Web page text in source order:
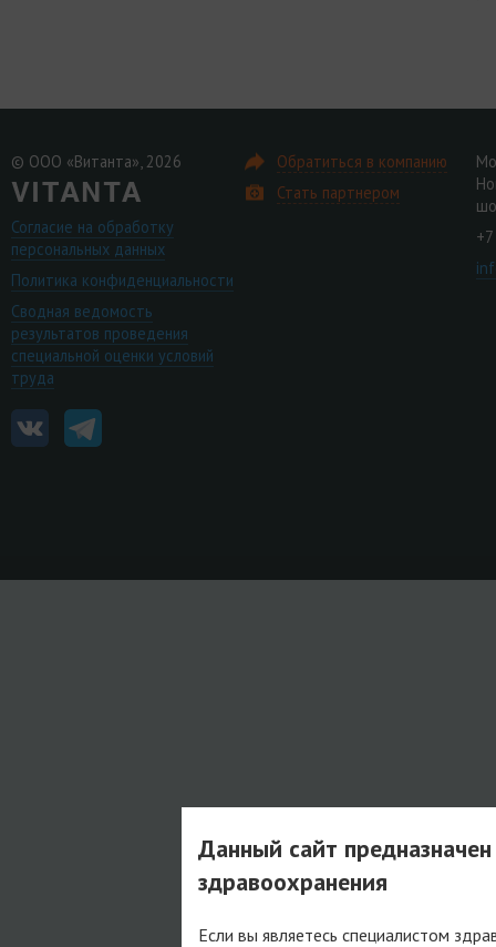
© ООО «Витанта», 2026
Согласие на обработку
персональных данных
Политика конфиденциальности
Сводная ведомость
результатов проведения
специальной оценки условий
труда
Обратиться в компанию
Стать партнером
Данный сайт
здравоохранения
Если вы являетесь специалистом